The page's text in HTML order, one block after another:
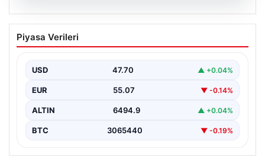
06.08.2026
Osimhen’den Icardi tepkisi! Yönetimin o
teklifini reddetti
Piyasa Verileri
USD 47.70 ▲ +0.04%
EUR 55.07 ▼ -0.14%
ALTIN 6494.9 ▲ +0.04%
BTC 3065440 ▼ -0.19%